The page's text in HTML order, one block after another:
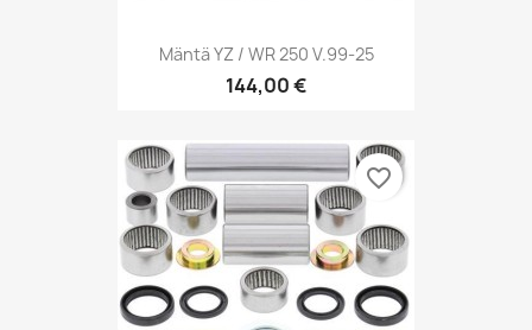
Mäntä YZ / WR 250 V.99-25
144,00 €
favorite_border